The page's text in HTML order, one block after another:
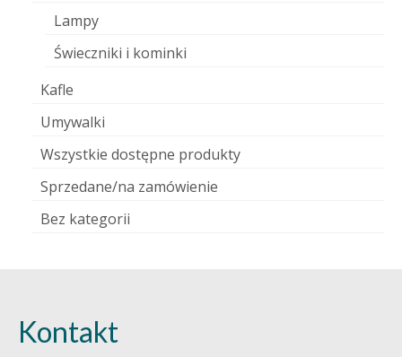
Lampy
Świeczniki i kominki
Kafle
Umywalki
Wszystkie dostępne produkty
Sprzedane/na zamówienie
Bez kategorii
Kontakt